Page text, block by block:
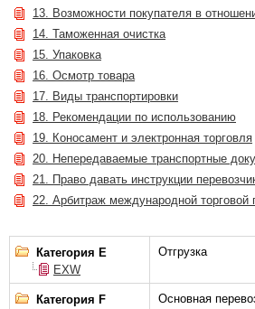
13. Возможности покупателя в
14. Таможенная очистка
15. Упаковка
16. Осмотр товара
17. Виды транспортировки
18. Рекомендации по использованию
19. Коносамент и электронная торговля
20. Непередаваемые транспортные
21. Право давать инструкции
22. Арбитраж международной торговой
Категория E
EXW
Отгрузка
Категория F
Основная